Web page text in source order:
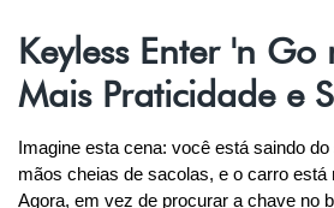
Keyless Enter 'n Go
Mais Praticidade e
Imagine esta cena: você está saindo
mãos cheias de sacolas, e o carro está
Agora, em vez de procurar a chave no